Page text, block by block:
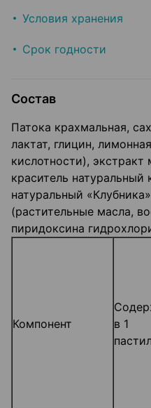
Условия хранения
Срок годности
Состав
Патока крахмальная,
лактат, глицин,
кислотности),
краситель
натуральный
(растительные масла,
пиридоксина
Компонент
в 1